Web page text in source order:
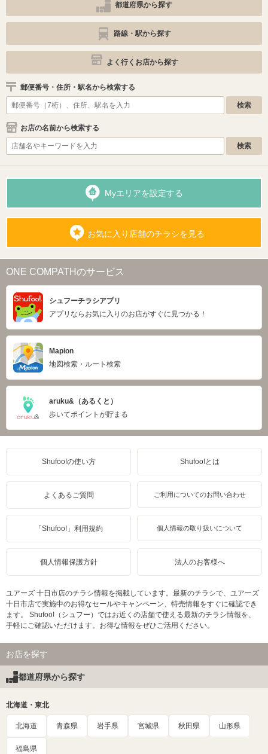
都道府県から探す
路線・駅から探す
よく行くお店から探す
郵便番号・住所・駅名から検索する
お店の名前から検索する
Myエリアを設定する
お気に入り店舗のチラシを見る
ONE COMPATHのサービス
シュフーチラシアプリ
アプリならお気に入りのお店がすぐに見つかる！
Mapion
地図検索・ルート検索
aruku&（あるくと）
歩いてポイントが貯まる
Shufoo!の使い方 Shufoo!とは
よくあるご質問 ご利用についてのお問い合わせ
「Shufoo!」利用規約 個人情報の取り扱いについて
個人情報保護方針 法人のお客様へ
ユアーズ 十日市店のチラシ情報を掲載しています。最新のチラシで、ユアーズ
十日市店で実施中のお得なセールやキャンペーン、特売情報をすぐに確認でき
ます。 Shufoo!（シュフー）ではお近くの店舗で使える最新のチラシ情報を、
手軽にご確認いただけます。お得な情報をぜひご活用ください。
お店を探す
都道府県から探す
北海道・東北
北海道 青森県 岩手県 宮城県 秋田県 山形県
福島県